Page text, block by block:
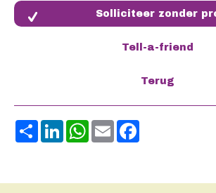
Solliciteer zonder
Share LinkedInWhatsApp
Email